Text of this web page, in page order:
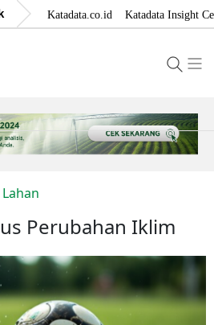
Katadata.co.id Katadata Insight
Perubahan Iklim